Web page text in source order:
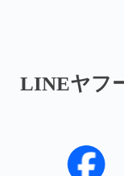
LINEヤフ